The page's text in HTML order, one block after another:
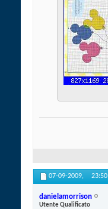
07-09-2009, 23:50
danielamorrison
Utente Qualificato